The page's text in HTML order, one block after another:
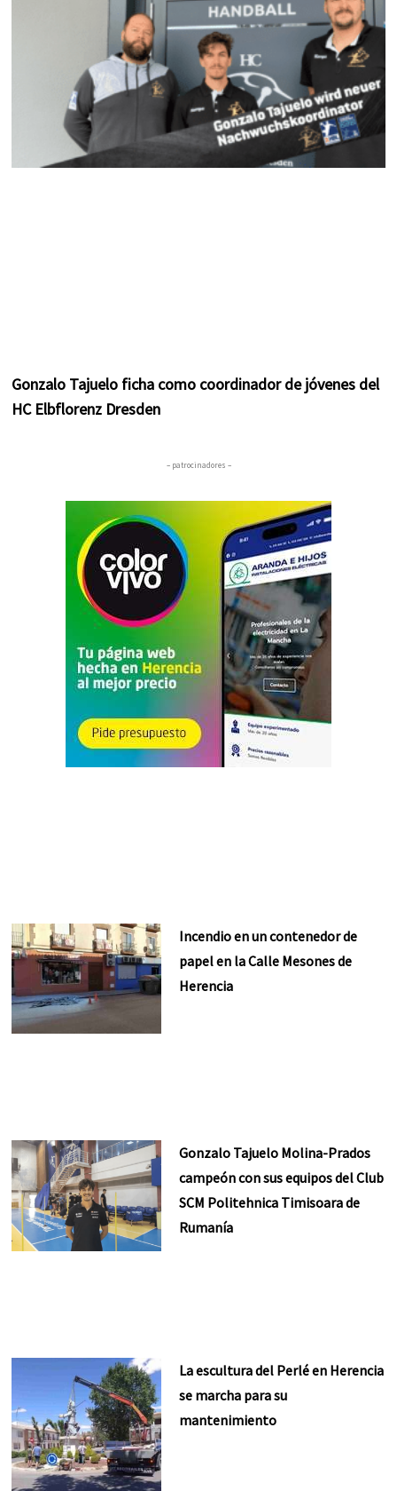
a
m
s
t
Gonzalo Tajuelo ficha como coordinador de jóvenes del
HC Elbflorenz Dresden
– patrocinadores –
Incendio en un contenedor de
papel en la Calle Mesones de
Herencia
Gonzalo Tajuelo Molina-Prados
campeón con sus equipos del Club
SCM Politehnica Timisoara de
Rumanía
La escultura del Perlé en Herencia
se marcha para su
mantenimiento